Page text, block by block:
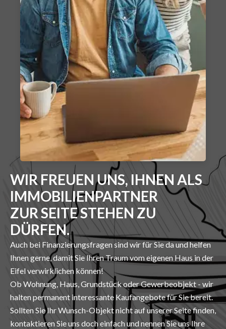
WIR FREUEN UNS, IHNEN ALS
IMMOBILIENPARTNER
ZUR SEITE STEHEN ZU
DÜRFEN.
Auch bei Finanzierungsfragen sind wir für Sie da und helfen
Ihnen gerne, damit Sie Ihren Traum vom eigenen Haus in der
Eifel verwirklichen können!
Ob Wohnung, Haus, Grundstück oder Gewerbeobjekt - wir
halten permanent interessante Kaufangebote für Sie bereit.
Sollten Sie Ihr Wunsch-Objekt nicht auf unserer Seite finden,
kontaktieren Sie uns doch einfach und nennen Sie uns Ihre